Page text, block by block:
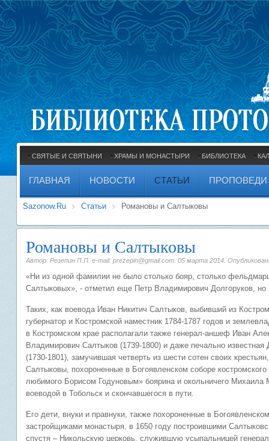
СВЯТЫЕ И СВЯТЫНИ ХРАМЫ И МОНАСТЫРИ БИБЛИОТЕКА
ГЛАВНАЯ НОВОСТИ СТАТЬИ ПРОПОВЕДИ
Sazonow.Ru Статьи Романовы и Салтыковы
Романовы и Салтыковы
Автор: Резепин П.П. e-mail: prezepin@gmail.com. 05 марта 2014 .
«Ни из одной фамилии не было столько бояр, столько
Салтыковых», - отметил еще Петр Владимирович Долгоруков, но
Таких, как воевода Иван Никитич Салтыков, выбивший из
губернатор и Костромской наместник 1784-1787 годов и
в Костромском крае располагали также генерал-аншеф Иван
Владимирович Салтыков (1739-1800) и даже печально
(1730-1801), замучившая четверть из шести сотен своих
Салтыковы, похороненные в Богоявленском соборе
любимого Борисом Годуновым» боярина и окольничего Михаила
воеводой в Тобольск и скончавшегося в пути.
Его дети, внуки и правнуки, также похороненные в
застройщиками монастыря, в 1650 году построившими
спустя – Никольскую церковь, служившую усыпальницей